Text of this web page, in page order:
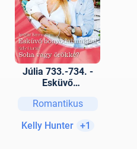
Júlia 733.-734. -
Esküvő
Soha vagy örökké?
Romantikus
Kelly Hunter
+1